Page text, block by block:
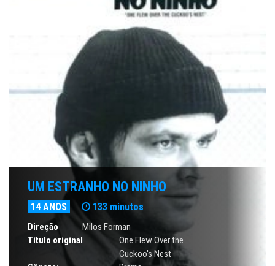
UM ESTRANHO NO NINHO
14 ANOS 133 minutos
Direção
Milos Forman
Título original
One Flew Over the
Cuckoo's Nest